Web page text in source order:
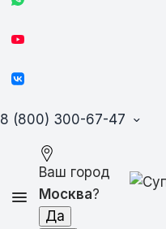
8 (800) 300-67-47
Ваш город
Москва?